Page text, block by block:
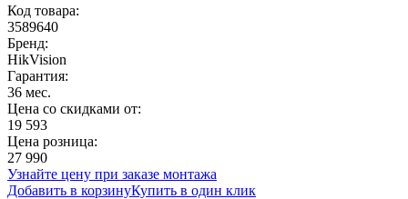
Код товара:
3589640
Бренд:
HikVision
Гарантия:
36 мес.
Цена со скидками от:
19 593
Цена розница:
27 990
Узнайте цену при заказе монтажа
Добавить в корзинуКупить в один клик